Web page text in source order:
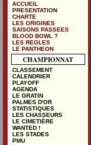
ACCUEIL
PRESENTATION
CHARTE
LES ORIGINES
SAISONS PASSEES
BLOOD BOWL ?
LES REGLES
LE PANTHEON
CHAMPIONNAT
CLASSEMENT
CALENDRIER
PLAYOFF
AGENDA
LE GRATIN
PALMES D'OR
STATISTIQUES
LES CHASSEURS
LE CIMETIÈRE
WANTED !
LES STADES
PMU